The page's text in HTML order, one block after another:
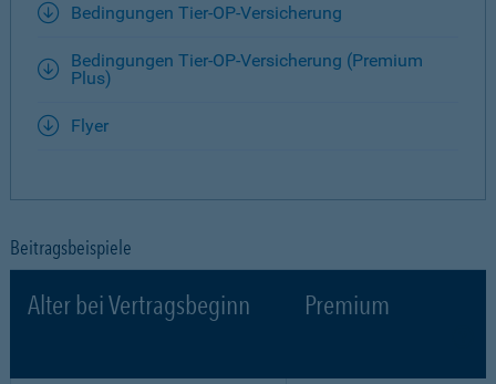
Bedingungen Tier-OP-Versicherung
Bedingungen Tier-OP-Versicherung (Premium
Plus)
Flyer
Beitragsbeispiele
Alter bei Vertragsbeginn Premium